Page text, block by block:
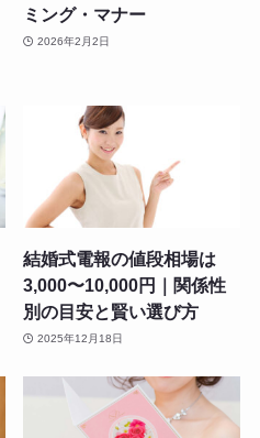
ミング・マナー
2026年2月2日
結婚式電報の値段相場は
3,000〜10,000円｜関係性
別の目安と賢い選び方
2025年12月18日